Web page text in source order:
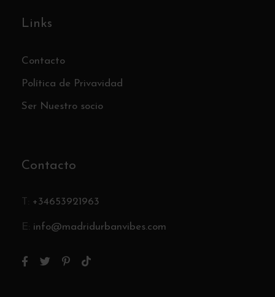
Links
Contacto
Política de Privavidad
Ser Nuestro socio
Contacto
T: +34653921963
E: info@madridurbanvibes.com